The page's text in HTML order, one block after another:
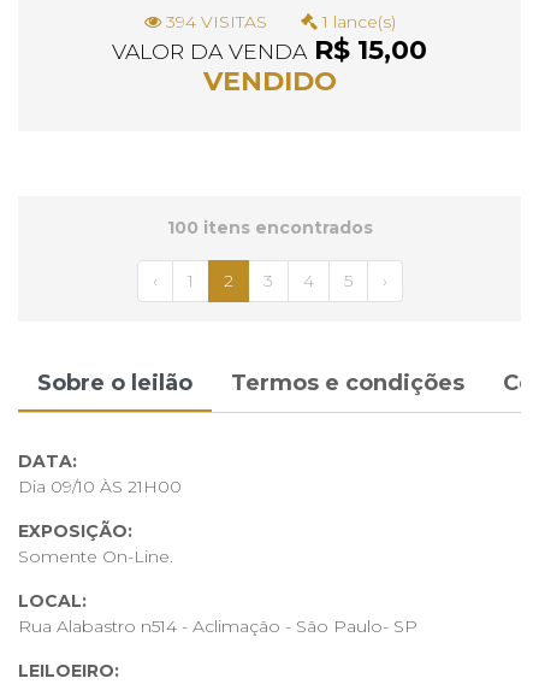
394 VISITAS 1 lance(s)
VALOR DA VENDAR$ 15,00
VENDIDO
100 itens encontrados
‹ 1 2 3 4 5 ›
Sobre o leilão Termos e condições
DATA:
Dia 09/10 ÀS 21H00
EXPOSIÇÃO:
Somente On-Line.
LOCAL:
Rua Alabastro n514 - Aclimação - São Paulo- SP
LEILOEIRO: